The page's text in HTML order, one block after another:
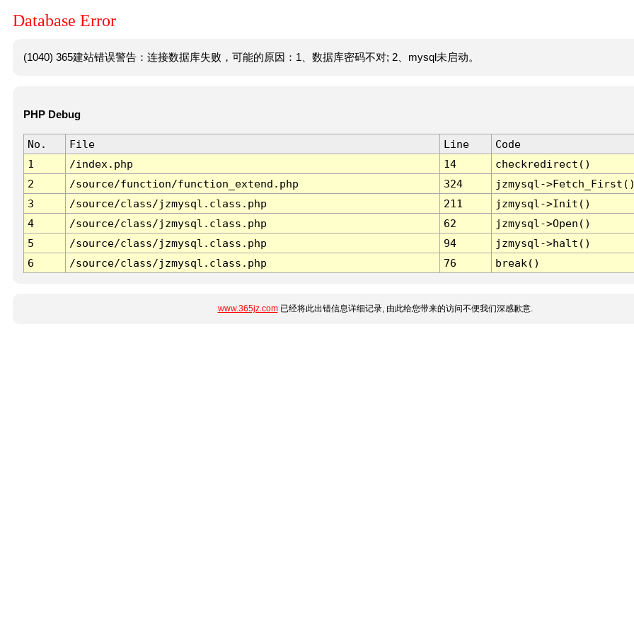
Database Error
(1040) 365建站错误警告：连接数据库失败，可能的原因：1、数据库密码不对; 2、mysql未启动。
PHP Debug
No. File Line
Code
1
/index.php 14
checkredirect()
2
/source/function/function_extend.php 324
jzmysql-
3
/source/class/jzmysql.class.php 211
jzmysql->Init()
4
/source/class/jzmysql.class.php 62
jzmysql->Open()
5
/source/class/jzmysql.class.php 94
jzmysql->halt()
6
/source/class/jzmysql.class.php 76 break()
www.365jz.com已经将此出错信息详细记录, 由此给您带来的访问不便我们深感歉意.